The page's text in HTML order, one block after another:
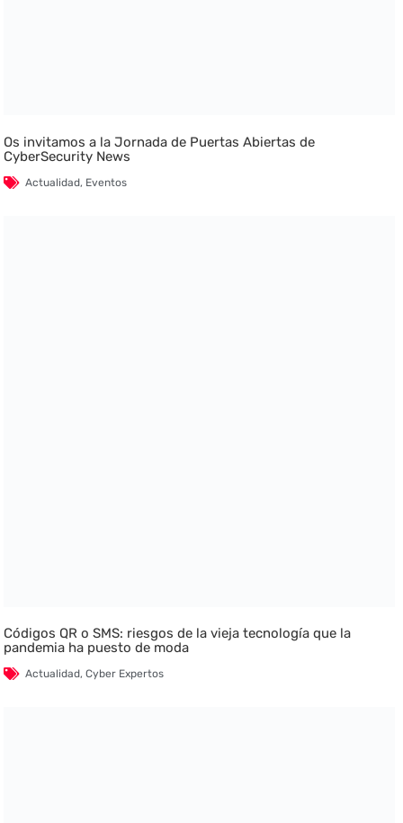
Os invitamos a la Jornada de Puertas Abiertas de
CyberSecurity News
Actualidad, Eventos
Códigos QR o SMS: riesgos de la vieja tecnología que la
pandemia ha puesto de moda
Actualidad,Cyber Expertos